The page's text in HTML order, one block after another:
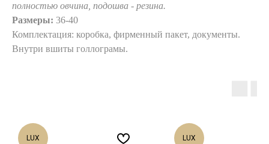
полностью овчина, подошва - резина.
Размеры: 36-40
Комплектация: коробка, фирменный пакет, документы.
Внутри вшиты голлограмы.
LUX LUX